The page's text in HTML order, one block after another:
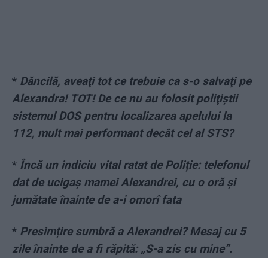
* Dăncilă, aveaţi tot ce trebuie ca s-o salvaţi pe
Alexandra! TOT! De ce nu au folosit poliţiştii
sistemul DOS pentru localizarea apelului la
112, mult mai performant decât cel al STS?
* Încă un indiciu vital ratat de Poliție: telefonul
dat de ucigaș mamei Alexandrei, cu o oră și
jumătate înainte de a-i omorî fata
* Presimțire sumbră a Alexandrei? Mesaj cu 5
zile înainte de a fi răpită: „S-a zis cu mine”.